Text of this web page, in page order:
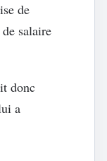
de
salaire
donc
a